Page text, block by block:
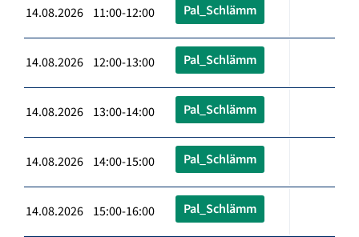
14.08.2026 11:00-12:00 Pal_Schlämm
14.08.2026 12:00-13:00 Pal_Schlämm
14.08.2026 13:00-14:00 Pal_Schlämm
14.08.2026 14:00-15:00 Pal_Schlämm
14.08.2026 15:00-16:00 Pal_Schlämm